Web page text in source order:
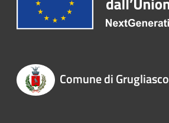
Comune di Grugliasco